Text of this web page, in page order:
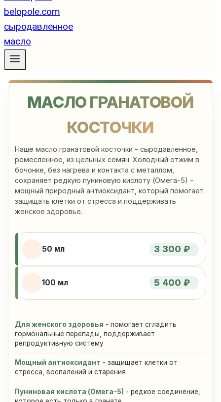
Гранатовой
Косточки
Масло
МАСЛО ГРАНАТОВОЙ
КОСТОЧКИ
Наше масло гранатовой косточки - сыродавленное,
ремесленное, из цельных семян. Холодный отжим в
бочонке, без нагрева и контакта с металлом,
сохраняет редкую пуниновую кислоту (Омега-5) -
мощный природный антиоксидант, который помогает
защищать клетки от стресса и поддерживать
женское здоровье.
50 мл 3 300 ₽
100 мл 5 400 ₽
Для женского здоровья - помогает сгладить
гормональные перепады, поддерживает
репродуктивную систему
Мощный антиоксидант - защищает клетки от
стресса, воспалений и старения
Пуниновая кислота (Омега-5) - редкое соединение,